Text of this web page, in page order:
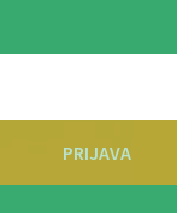
PRIJAVA